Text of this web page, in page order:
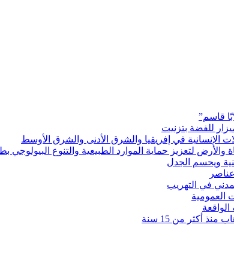
قاسم”
للفضة بتزنيت
لتعزيز حماية الموارد الطبيعية والتنوع البيولوجي
ويحسم الجدل
في التهريب
العمومية
أكثر من 15 سنة